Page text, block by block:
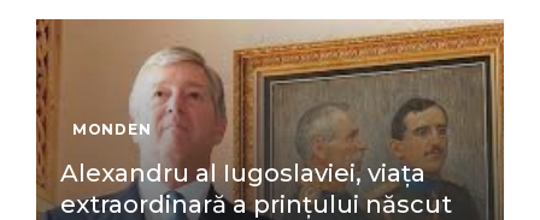
MONDEN
Alexandru al Iugoslaviei, viața
extraordinară a prințului născut